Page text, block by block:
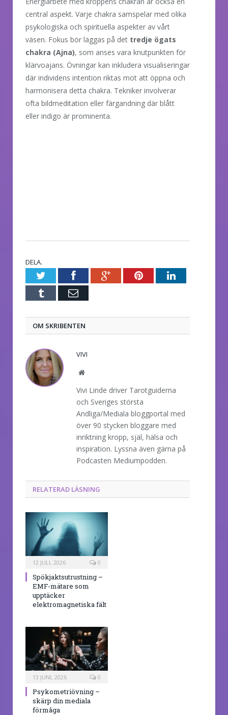
central aspekt. Varje chakra samspelar med olika
psykologiska och spirituella aspekter av vårt
väsen. Fokus bör läggas på det tredje ögats
chakra (Ajna), som anses vara knutpunkten för
klärvoajans. Övningar kan inkludera visualiseringar
där individens intention riktas mot att öppna och
harmonisera detta chakra. Tekniker involverar
ofta bildmeditation eller färgandning där blått
eller indigo är prominenta.
DELA.
TwitterFacebookGoogle+PinterestLinkedIn
Tumblr E-
OM SKRIBENTEN
VIVI
Website
Vivi Linde driver Tarotguiderna
och Sveriges största
Andliga/Mediala bloggportal med
över 90 stycken bloggare med
inriktning kropp, själ, hälsa och
inspiration. Lyssna även gärna på
Podcasten Mediumpodden.
RELATERAD LÄSNING
12 JULI, 2026 0
Spökjaktsutrustning –
EMF-mätare som
upptäcker
elektromagnetiska fält
13 JUNI, 2026 0
Psykometriövning –
skärp din mediala
förmåga